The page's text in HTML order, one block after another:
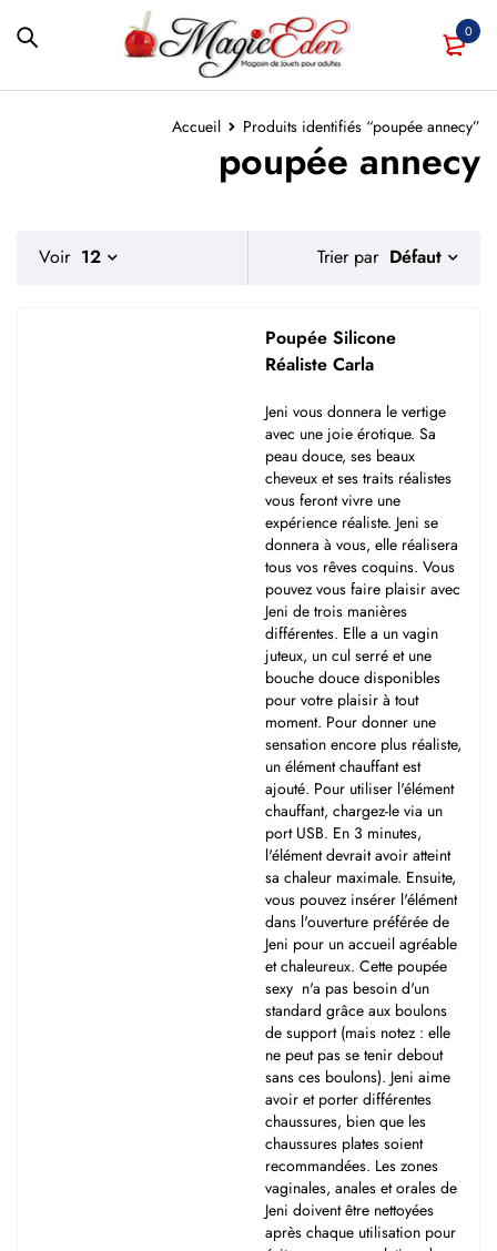
0
Accueil Produits identifiés “poupée annecy”
poupée annecy
Trier par Défaut
Voir 12
Poupée Silicone
Réaliste Carla
Jeni vous donnera le vertige
avec une joie érotique. Sa
peau douce, ses beaux
cheveux et ses traits réalistes
vous feront vivre une
expérience réaliste. Jeni se
donnera à vous, elle réalisera
tous vos rêves coquins. Vous
pouvez vous faire plaisir avec
Jeni de trois manières
différentes. Elle a un vagin
juteux, un cul serré et une
bouche douce disponibles
pour votre plaisir à tout
moment. Pour donner une
sensation encore plus réaliste,
un élément chauffant est
ajouté. Pour utiliser l'élément
chauffant, chargez-le via un
port USB. En 3 minutes,
l'élément devrait avoir atteint
sa chaleur maximale. Ensuite,
vous pouvez insérer l'élément
dans l'ouverture préférée de
Jeni pour un accueil agréable
et chaleureux. Cette poupée
sexy n'a pas besoin d'un
standard grâce aux boulons
de support (mais notez : elle
ne peut pas se tenir debout
sans ces boulons). Jeni aime
avoir et porter différentes
chaussures, bien que les
chaussures plates soient
recommandées. Les zones
vaginales, anales et orales de
Jeni doivent être nettoyées
après chaque utilisation pour